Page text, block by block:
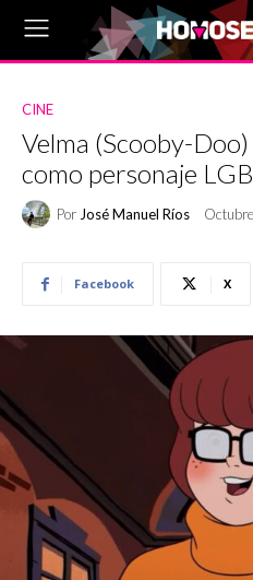
CINE
Velma (Scooby-
como personaje
Por José Manuel Ríos
Facebook X